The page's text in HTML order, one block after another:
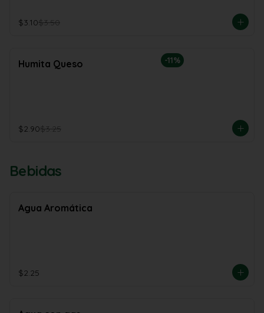
$3.10$3.50
-11%
Humita Queso
$2.90$3.25
Bebidas
Agua Aromática
$2.25